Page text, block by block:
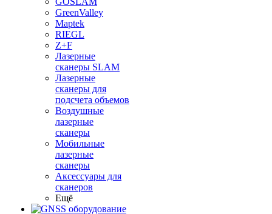
GreenValley
Maptek
RIEGL
Z+F
Лазерные
сканеры SLAM
Лазерные
сканеры для
подсчета объемов
Воздушные
лазерные
сканеры
Мобильные
лазерные
сканеры
Аксессуары для
сканеров
Ещё